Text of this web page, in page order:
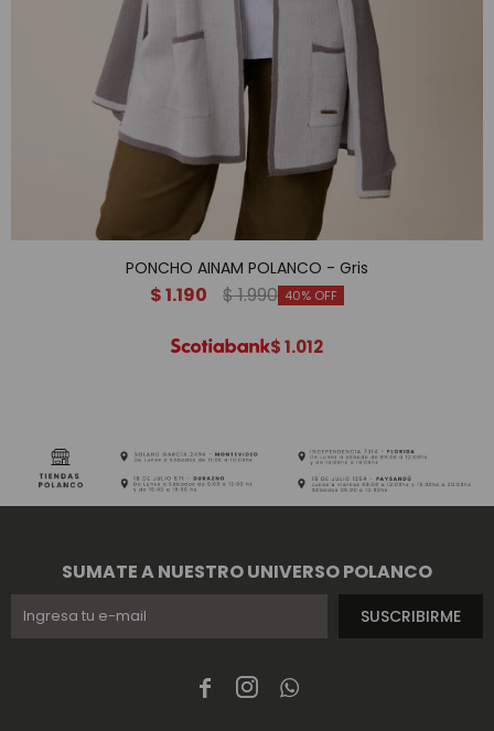
PONCHO AINAM POLANCO - Gris
$1.190 $1.990 40
$1.012
  
SUMATE A NUESTRO UNIVERSO POLANCO
SUSCRIBIRME